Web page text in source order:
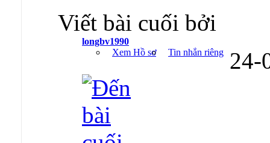
Viết bài cuối bởi
longbv1990
Xem Hồ sơ
Tin nhắn riêng 24-